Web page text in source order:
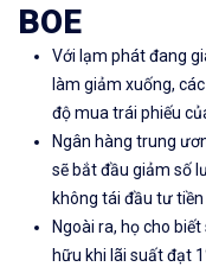
BOE
Với lạm phát đang
làm giảm xuống,
độ mua trái phiếu
Ngân hàng trung
sẽ bắt đầu giảm số
không tái đầu tư
Ngoài ra, họ cho
hữu khi lãi suất đạt